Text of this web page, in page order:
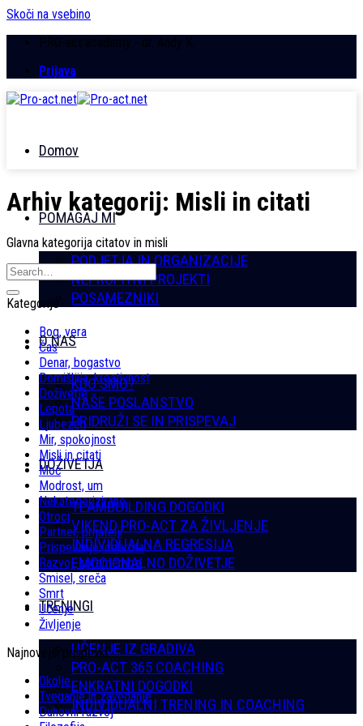
Skoči na vsebino
PRO-act academy - dr. Andy K.
Prijava
Domov
POMAGAJ MI
PODJETJA IN ORGANIZACIJE
NEPROFITNI PROJEKTI
POSAMEZNIKI
O NAS
KDO SMO?
NAŠE POSLANSTVO
PRIDRUŽI SE IN PRISPEVAJ
DOŽIVETJA
TEAMBUILDING DOGODKI
VIKEND PRO-ACT ZA ŽIVLJENJE
INDIVIDUALNA REGRESIJA
EMOCIONALNO DOŽIVETJE
TRENINGI
UČENJE IZ GRADIVA
PRO-ACT 365 COACHING
ENKRATNI DOGODKI
INDIVIDUALNI TRENING IN COACHING
Arhiv kategorij: Misli in citati
Glavna kategorija citatov in misli
Kategorije
Bog, vera
Čas
Denar, bogastvo
Domišljija, kreativnost
Doživetje
Lepota
Ljubezen
Mir, spokojnost
Misli in citati
Moč
Modrost, um
Nekategorizirano
Otroci
Partner, prijatelji
Prispevanje, dobrota
Razvoj, spremembe
Smisel, sreča
Smrt
Učenje
Življenje
Najnovejši prispevki
Okolje
Tveganje in zavedanje
Duhovni razvoj